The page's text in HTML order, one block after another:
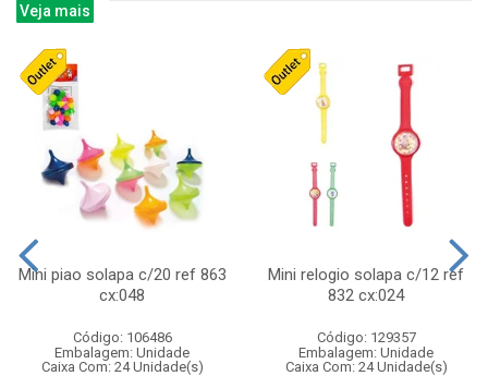
Veja mais
Mini piao solapa c/20 ref 863
cx:048
Código: 106486
Embalagem: Unidade
Caixa Com: 24 Unidade(s)
Mini relogio solapa c/12 ref
832 cx:024
Código: 129357
Embalagem: Unidade
Caixa Com: 24 Unidade(s)